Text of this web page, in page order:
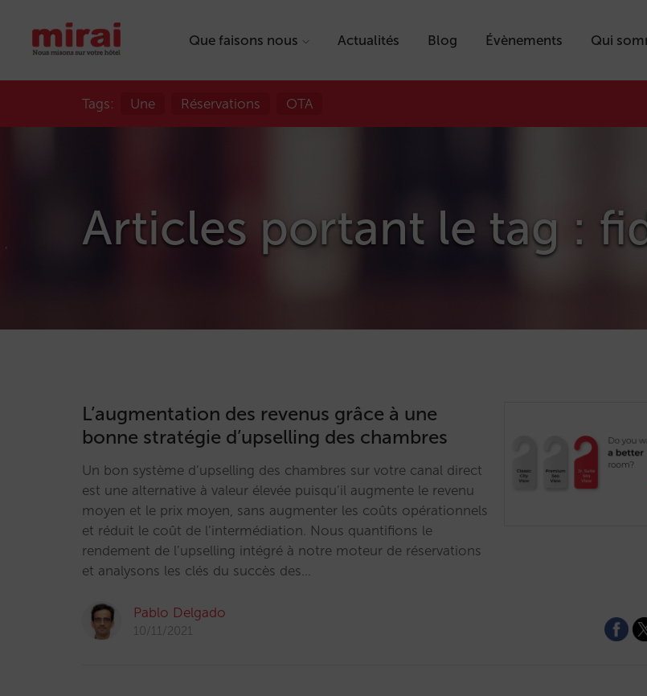
Que faisons nous Actualités Blog Évènements Qui
Tags: Une Réservations OTA
Articles portant le tag :
L’augmentation des revenus grâce à une
bonne stratégie d’upselling des chambres
Un bon système d’upselling des chambres sur votre canal direct
est une alternative à valeur élevée puisqu’il augmente le revenu
moyen et le prix moyen, sans augmenter les coûts opérationnels
et réduit le coût de l’intermédiation. Nous quantifions le
rendement de l’upselling intégré à notre moteur de réservations
et analysons les clés du succès des…
Pablo Delgado
10/11/2021